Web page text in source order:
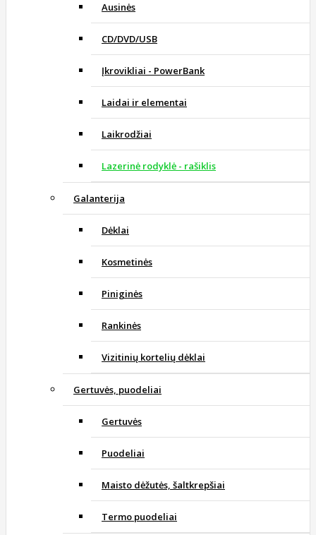
Ausinės
CD/DVD/USB
Įkrovikliai - PowerBank
Laidai ir elementai
Laikrodžiai
Lazerinė rodyklė - rašiklis
Galanterija
Dėklai
Kosmetinės
Piniginės
Rankinės
Vizitinių kortelių dėklai
Gertuvės, puodeliai
Gertuvės
Puodeliai
Maisto dėžutės, šaltkrepšiai
Termo puodeliai